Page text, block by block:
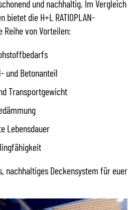
und nachhaltig. Im Vergleich
bietet die H+L RATIOPLAN-
Reihe von Vorteilen:
und Betonanteil
Transportgewicht
Lebensdauer
nachhaltiges Deckensystem für euer